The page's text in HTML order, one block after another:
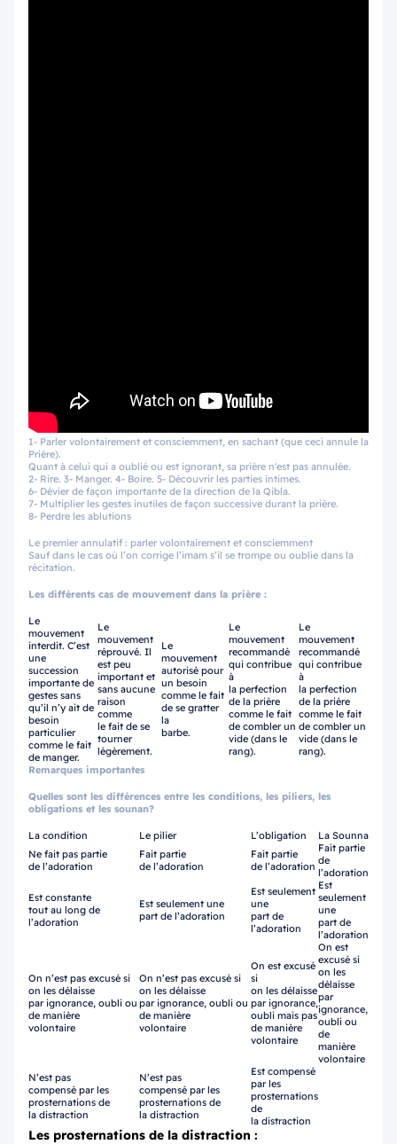
1- Parler volontairement et consciemment, en sachant (que ceci annule la
Prière).
Quant à celui qui a oublié ou est ignorant, sa prière n'est pas annulée.
2- Rire. 3- Manger. 4- Boire. 5- Découvrir les parties intimes.
6- Dévier de façon importante de la direction de la Qibla.
7- Multiplier les gestes inutiles de façon successive durant la prière.
8- Perdre les ablutions
Le premier annulatif : parler volontairement et consciemment
Sauf dans le cas où l’on corrige l’imam s’il se trompe ou oublie dans la
récitation.
Les différents cas de mouvement dans la prière :
Le
mouvement
interdit. C’est
une
succession
importante de
gestes sans
qu’il n’y ait de
besoin
particulier
comme le fait
de manger.
Le
mouvement
réprouvé. Il
est peu
important et
sans aucune
raison
comme
le fait de se
tourner
légèrement.
Le
mouvement
autorisé pour
un besoin
comme le fait
de se gratter
la
barbe.
Le
mouvement
recommandé
qui contribue
à
la perfection
de la prière
comme le fait
de combler un
vide (dans le
rang).
Le
mouvement
recommandé
qui contribue
à
la perfection
de la prière
comme le fait
de combler un
vide (dans le
rang).
Remarques importantes
Quelles sont les différences entre les conditions, les piliers, les
obligations et les sounan?
La condition Le pilier L’obligation
La Sounna
Ne fait pas partie
de l’adoration
Fait partie
de l’adoration
Fait partie
de l’adoration
Fait partie
de
l’adoration
Est constante
tout au long de
l’adoration
Est seulement une
part de l’adoration
Est seulement
une
part de
l’adoration
Est
seulement
une
part de
l’adoration
On n’est pas excusé si
on les délaisse
par ignorance, oubli ou
de manière
volontaire
On n’est pas excusé si
on les délaisse
par ignorance, oubli ou
de manière
volontaire
On est excusé
si
on les délaisse
par ignorance,
oubli mais pas
de manière
volontaire
On est
excusé si
on les
délaisse
par
ignorance,
oubli ou
de
manière
volontaire
N’est pas
compensé par les
prosternations de
la distraction
N’est pas
compensé par les
prosternations de
la distraction
Est compensé
par les
prosternations
de
la distraction
Les prosternations de la distraction :